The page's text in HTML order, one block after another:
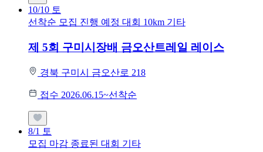
10/10 토
선착순 모집 진행 예정 대회 10km 기타
제 5회 구미시장배 금오산트레일 레이스
경북 구미시 금오산로 218
접수 2026.06.15~선착순
8/1 토
모집 마감 종료된 대회 기타